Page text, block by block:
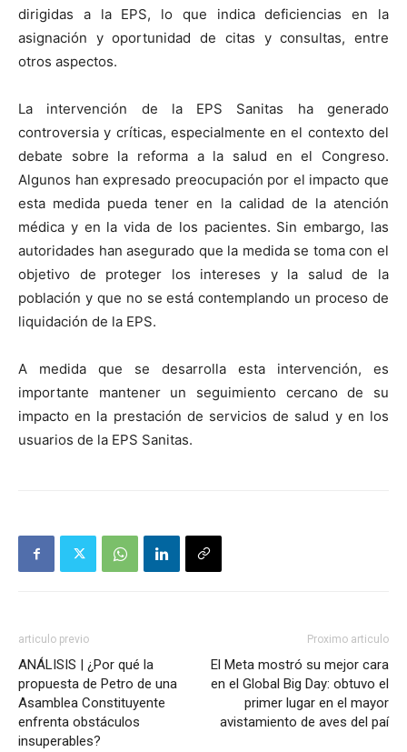
dirigidas a la EPS, lo que indica deficiencias en la
asignación y oportunidad de citas y consultas, entre
otros aspectos.
La intervención de la EPS Sanitas ha generado
controversia y críticas, especialmente en el contexto del
debate sobre la reforma a la salud en el Congreso.
Algunos han expresado preocupación por el impacto que
esta medida pueda tener en la calidad de la atención
médica y en la vida de los pacientes. Sin embargo, las
autoridades han asegurado que la medida se toma con el
objetivo de proteger los intereses y la salud de la
población y que no se está contemplando un proceso de
liquidación de la EPS.
A medida que se desarrolla esta intervención, es
importante mantener un seguimiento cercano de su
impacto en la prestación de servicios de salud y en los
usuarios de la EPS Sanitas.
articulo previo
ANÁLISIS | ¿Por qué la
propuesta de Petro de una
Asamblea Constituyente
enfrenta obstáculos
insuperables?
Proximo articulo
El Meta mostró su mejor cara
en el Global Big Day: obtuvo el
primer lugar en el mayor
avistamiento de aves del paí